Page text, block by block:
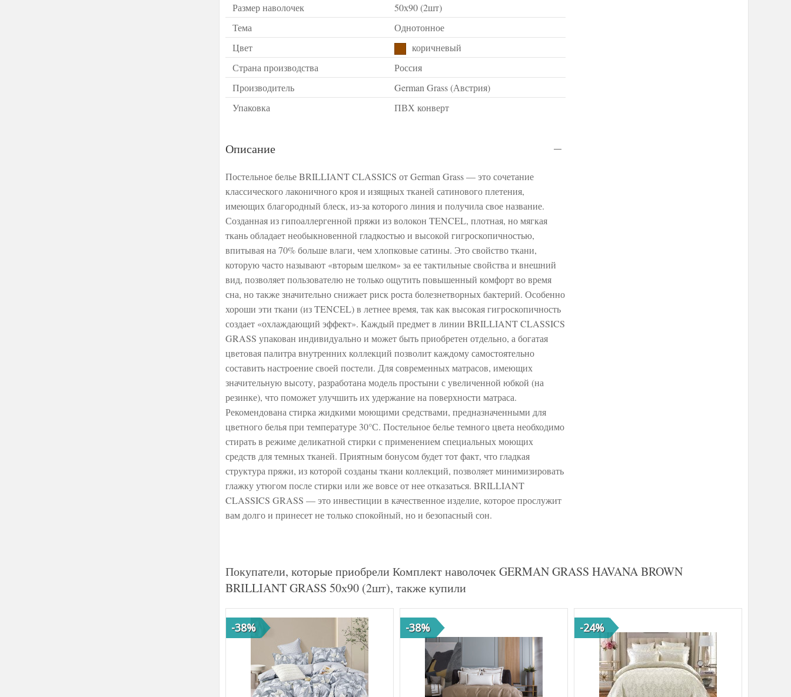
Размер наволочек
50х90 (2шт)
Тема
Однотонное
Цвет
коричневый
Страна производства
Россия
Производитель
German Grass (Австрия)
Упаковка
ПВХ конверт
Описание
Постельное белье BRILLIANT CLASSICS от German Grass — это сочетание
классического лаконичного кроя и изящных тканей сатинового плетения,
имеющих благородный блеск, из-за которого линия и получила свое название.
Созданная из гипоаллергенной пряжи из волокон TENCEL, плотная, но мягкая
ткань обладает необыкновенной гладкостью и высокой гигроскопичностью,
впитывая на 70% больше влаги, чем хлопковые сатины. Это свойство ткани,
которую часто называют «вторым шелком» за ее тактильные свойства и внешний
вид, позволяет пользователю не только ощутить повышенный комфорт во время
сна, но также значительно снижает риск роста болезнетворных бактерий. Особенно
хороши эти ткани (из TENCEL) в летнее время, так как высокая гигроскопичность
создает «охлаждающий эффект». Каждый предмет в линии BRILLIANT CLASSICS
GRASS упакован индивидуально и может быть приобретен отдельно, а богатая
цветовая палитра внутренних коллекций позволит каждому самостоятельно
составить настроение своей постели. Для современных матрасов, имеющих
значительную высоту, разработана модель простыни с увеличенной юбкой (на
резинке), что поможет улучшить их удержание на поверхности матраса.
Рекомендована стирка жидкими моющими средствами, предназначенными для
цветного белья при температуре 30°С. Постельное белье темного цвета необходимо
стирать в режиме деликатной стирки с применением специальных моющих
средств для темных тканей. Приятным бонусом будет тот факт, что гладкая
структура пряжи, из которой созданы ткани коллекций, позволяет минимизировать
глажку утюгом после стирки или же вовсе от нее отказаться. BRILLIANT
CLASSICS GRASS — это инвестиции в качественное изделие, которое прослужит
вам долго и принесет не только спокойный, но и безопасный сон.
Покупатели, которые приобрели Комплект наволочек GERMAN GRASS HAVANA BROWN
BRILLIANT GRASS 50х90 (2шт), также купили
-38% -38% -24%